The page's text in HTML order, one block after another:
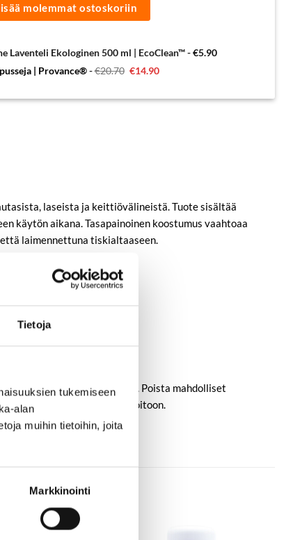
Tietoja
tukemiseen
alan
muihin tietoihin, joita
Markkinointi
molemmat ostoskoriin
Laventeli Ekologinen 500 ml | EcoClean™-€5.90
| Provance®-€20.70 Alkuperäinen
hinta
€14.90Nykyinen
hinta
laseista ja keittiövälineistä. Tuote sisältää
käytön aikana. Tasapainoinen koostumus vaahtoaa
laimennettuna tiskialtaaseen.
minuutin ajan
vedellä usean minuutin ajan. Poista mahdolliset
jos hakeudut lääkärin hoitoon.